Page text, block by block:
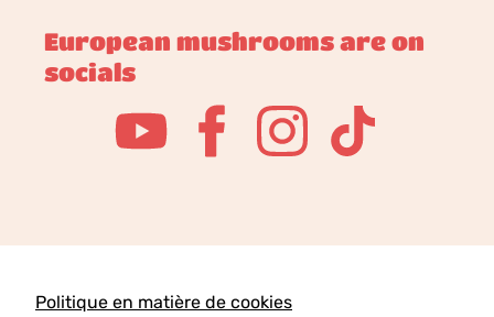
European mushrooms are on
socials
Politique en matière de cookies